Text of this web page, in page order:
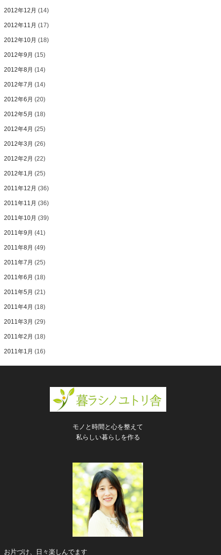
2012年12月 (14)
2012年11月 (17)
2012年10月 (18)
2012年9月 (15)
2012年8月 (14)
2012年7月 (14)
2012年6月 (20)
2012年5月 (18)
2012年4月 (25)
2012年3月 (26)
2012年2月 (22)
2012年1月 (25)
2011年12月 (36)
2011年11月 (36)
2011年10月 (39)
2011年9月 (41)
2011年8月 (49)
2011年7月 (25)
2011年6月 (18)
2011年5月 (21)
2011年4月 (18)
2011年3月 (29)
2011年2月 (18)
2011年1月 (16)
モノと時間と心を整えて
私らしい暮らしを作る
お片づけ、日々楽しんでます